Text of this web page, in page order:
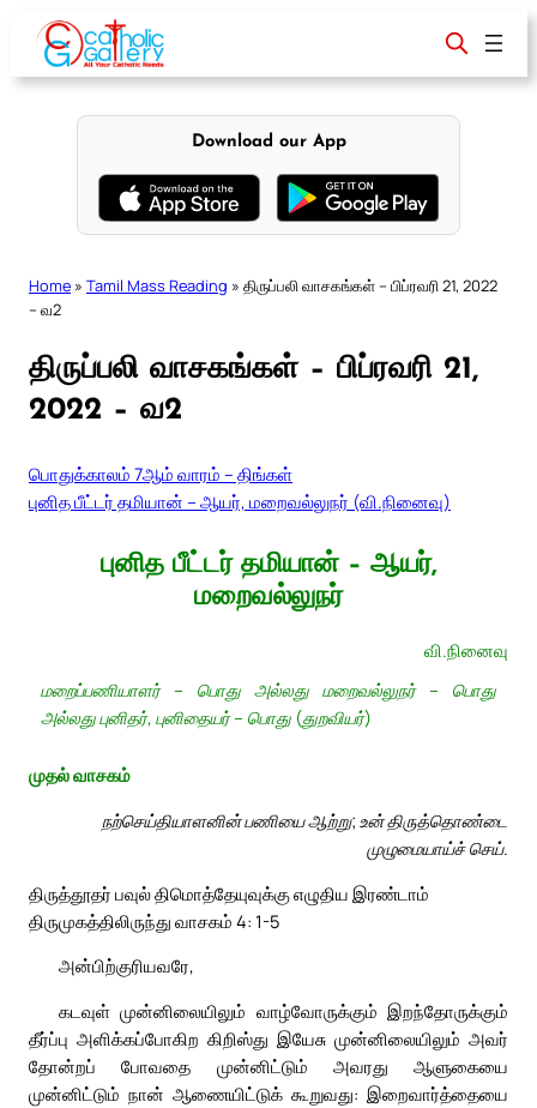
content
Download our App
Home » Tamil Mass Reading » திருப்பலி வாசகங்கள் – பிப்ரவரி 21, 2022
– வ2
திருப்பலி வாசகங்கள் – பிப்ரவரி 21,
2022 – வ2
பொதுக்காலம் 7ஆம் வாரம் – திங்கள்
புனித பீட்டர் தமியான் – ஆயர், மறைவல்லுநர் (வி.நினைவு)
புனித பீட்டர் தமியான் – ஆயர்,
மறைவல்லுநர்
வி.நினைவு
மறைப்பணியாளர் – பொது அல்லது மறைவல்லுநர் – பொது
அல்லது புனிதர், புனிதையர் – பொது (துறவியர்)
முதல் வாசகம்
நற்செய்தியாளனின் பணியை ஆற்று; உன் திருத்தொண்டை
முழுமையாய்ச் செய்.
திருத்தூதர் பவுல் திமொத்தேயுவுக்கு எழுதிய இரண்டாம்
திருமுகத்திலிருந்து வாசகம் 4: 1-5
அன்பிற்குரியவரே,
கடவுள் முன்னிலையிலும் வாழ்வோருக்கும் இறந்தோருக்கும்
தீர்ப்பு அளிக்கப்போகிற கிறிஸ்து இயேசு முன்னிலையிலும் அவர்
தோன்றப் போவதை முன்னிட்டும் அவரது ஆளுகையை
முன்னிட்டும் நான் ஆணையிட்டுக் கூறுவது: இறைவார்த்தையை